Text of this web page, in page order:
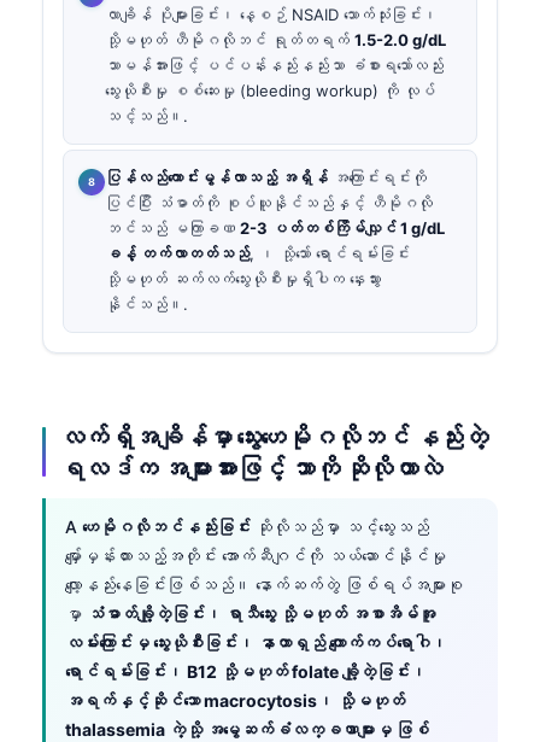
လာချိန် ပိုများခြင်း၊ နေ့စဉ် NSAID သောက်သုံးခြင်း၊
သို့မဟုတ် ဟီမိုဂလိုဘင် ရုတ်တရက် 1.5-2.0 g/dL
သာမန်အားဖြင့် ပင်ပန်းနည်းနည်းသာ ခံစားရသော်လည်း
သွေးယိုစီးမှု စစ်ဆေးမှု (bleeding workup) ကို လုပ်
သင့်သည်။.
ပြန်လည်ကောင်းမွန်လာသည့် အရှိန် အကြောင်းရင်းကို
ပြင်ပြီး သံဓာတ်ကို စုပ်ယူနိုင်သည်နှင့် ဟီမိုဂလို
ဘင်သည် မကြာခဏ 2-3 ပတ်တစ်ကြိမ်လျှင် 1 g/dL
ခန့် တက်လာတတ်သည်, ၊ သို့သော် ရောင်ရမ်းခြင်း
သို့မဟုတ် ဆက်လက်သွေးယိုစီးမှုရှိပါက နှေးသွား
နိုင်သည်။.
လက်ရှိအချိန်မှာ သွေးဟေမိုဂလိုဘင် နည်းတဲ့
ရလဒ်က အများအားဖြင့် ဘာကို ဆိုလိုတာလဲ
A ဟေမိုဂလိုဘင်နည်းခြင်း ဆိုလိုသည်မှာ သင့်သွေးသည်
မျှော်မှန်းထားသည့်အတိုင်း အောက်ဆီဂျင်ကို သယ်ဆောင်နိုင်မှု
လျော့နည်းနေခြင်းဖြစ်သည်။ နောက်ဆက်တွဲ ဖြစ်ရပ်အများစု
မှာ သံဓာတ်ချို့တဲ့ခြင်း၊ ရာသီသွေး သို့မဟုတ် အစာအိမ်အူ
လမ်းကြောင်းမှ သွေးယိုစီးခြင်း၊ နာတာရှည် ကျောက်ကပ်ရောဂါ၊
ရောင်ရမ်းခြင်း၊ B12 သို့မဟုတ် folate ချို့တဲ့ခြင်း၊
အရက်နှင့်ဆိုင်သော macrocytosis၊ သို့မဟုတ်
thalassemia ကဲ့သို့ အမွေဆက်ခံလက္ခဏာများမှ ဖြစ်